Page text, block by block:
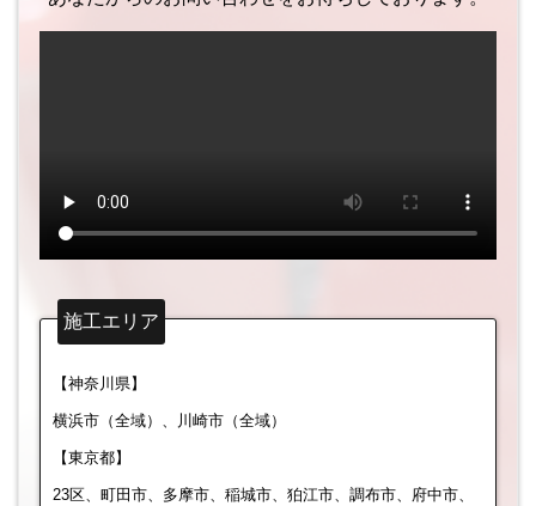
施工エリア
【神奈川県】
横浜市（全域）、川崎市（全域）
【東京都】
23区、町田市、多摩市、稲城市、狛江市、調布市、府中市、